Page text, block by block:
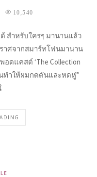
10,540
สำหรับใครๆ มานานแล้ว
ศจากสมาร์ทโฟนมานาน
ดแคสต์ ‘The Collection
นทำให้ผมกดดันและหดหู่”